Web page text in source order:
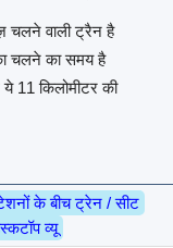
चलने वाली ट्रैन है
चलने का समय है
11 किलोमीटर की
के बीच ट्रेन / सीट
व्यू